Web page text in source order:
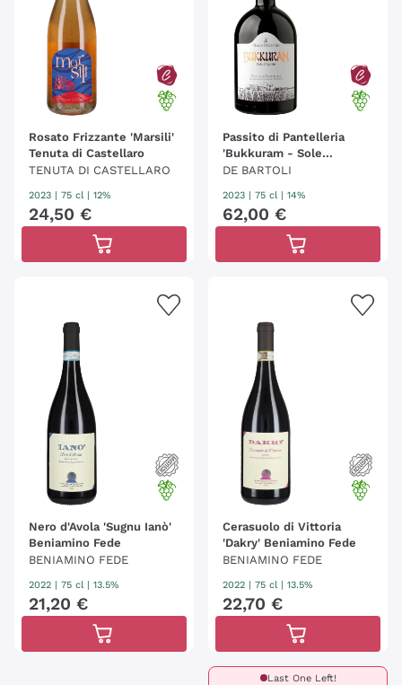
Rosato Frizzante 'Marsili'
Tenuta di Castellaro
TENUTA DI CASTELLARO
2023 75 cl | 12%
24,50 €
Passito di Pantelleria
'Bukkuram - Sole
d'Agosto' Marco De
DE BARTOLI
2023 75 cl | 14%
62,00 €
Nero d'Avola 'Sugnu Ianò'
Beniamino Fede
BENIAMINO FEDE
2022 75 cl | 13.5%
21,20 €
Cerasuolo di Vittoria
'Dakry' Beniamino Fede
BENIAMINO FEDE
2022 75 cl | 13.5%
22,70 €
Last One Left!